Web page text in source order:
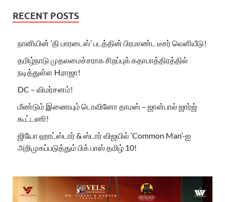
RECENT POSTS
நானியின் ‘தி பாரடைஸ்’ படத்தின் பிரமாண்ட டீசர் வெளியீடு!
தமிழ்நாடு முதலமைச்சராக சிறப்புக் கதாபாத்திரத்தில்
நடித்துள்ள H.ராஜா!
DC – விமர்சனம்!
மீண்டும் இணையும் டொவினோ தாமஸ் – ஜான்பால் ஜார்ஜ்
கூட்டணி!
ஜியோ ஹாட்ஸ்டார் & ஸ்டார் விஜயில் ‘Common Man’-ஐ
அறிமுகப்படுத்தும் பிக் பாஸ் தமிழ் 10!